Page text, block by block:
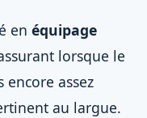
en équipage
lorsque le
assez
au largue.